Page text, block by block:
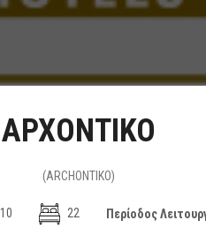
ΑΡΧΟΝΤΙΚΟ
(ARCHONTIKO)
10
22 Περίοδος